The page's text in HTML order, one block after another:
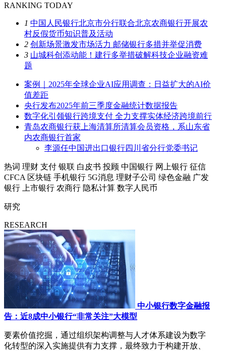
RANKING TODAY
1 中国人民银行北京市分行联合北京农商银行开展农
村反假货币知识普及活动
2 创新场景激发市场活力 邮储银行多措并举促消费
3 山城科创添动能！建行多举措破解科技企业融资难
题
案例｜2025年全球企业AI应用调查：日益扩大的AI价
值差距
央行发布2025年前三季度金融统计数据报告
数字化引领银行跨境支付 全力支撑实体经济跨境前行
青岛农商银行获上海清算所清算会员资格，系山东省
内农商银行首家
李源任中国进出口银行四川省分行党委书记
热词 理财 支付 银联 白皮书 投顾 中国银行 网上银行 征信
CFCA 区块链 手机银行 5G消息 理财子公司 绿色金融 广发
银行
上市银行 农商行 隐私计算 数字人民币
研究
RESEARCH
中小银行数字金融报
告：近8成中小银行“非常关注”大模型
要素价值挖掘，通过组织架构调整与人才体系建设为数字
化转型的深入实施提供有力支撑，最终致力于构建开放、